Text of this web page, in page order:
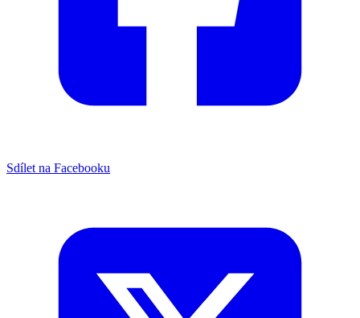
Sdílet na Facebooku